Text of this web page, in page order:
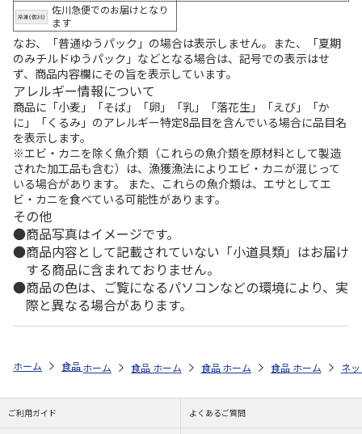
佐川急便でのお届けとなり
ます
なお、「普通ゆうパック」の場合は表示しません。また、「夏期
のみチルドゆうパック」などとなる場合は、記号での表示はせ
ず、商品内容欄にその旨を表示しています。
アレルギー情報について
商品に「小麦」「そば」「卵」「乳」「落花生」「えび」「か
に」「くるみ」のアレルギー特定8品目を含んでいる場合に品目名
を表示します。
※エビ・カニを除く魚介類（これらの魚介類を原材料として製造
された加工品も含む）は、漁獲漁法によりエビ・カニが混じって
いる場合があります。 また、これらの魚介類は、エサとしてエ
ビ・カニを食べている可能性があります。
その他
商品写真はイメージです。
商品内容として記載されていない「小道具類」はお届け
する商品に含まれておりません。
商品の色は、ご覧になるパソコンなどの環境により、実
際と異なる場合があります。
ホーム 食品・グルメストア アウトドア・BBQグルメ特集 カテゴリ
ホーム 食品・グルメストア アウトドア・BBQグルメ特
ホーム 食品・グルメストア アウトドア
ホーム 食品・グルメストア
ホーム ネ
ご利用ガイド よくあるご質問